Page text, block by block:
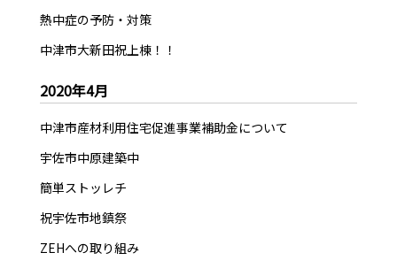
熱中症の予防・対策
中津市大新田祝上棟！！
2020年4月
中津市産材利用住宅促進事業補助金について
宇佐市中原建築中
簡単ストッレチ
祝宇佐市地鎮祭
ZEHへの取り組み